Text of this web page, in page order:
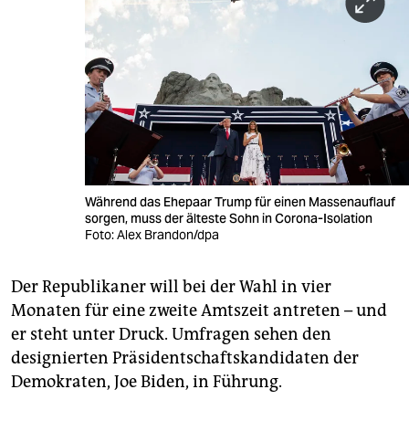
Während das Ehepaar Trump für einen Massenauflauf
sorgen, muss der älteste Sohn in Corona-Isolation
Foto: Alex Brandon/dpa
Der Republikaner will bei der Wahl in vier
Monaten für eine zweite Amtszeit antreten – und
er steht unter Druck. Umfragen sehen den
designierten Präsidentschaftskandidaten der
Demokraten, Joe Biden, in Führung.